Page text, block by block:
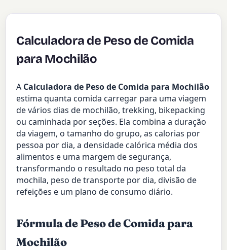
Calculadora de Peso de Comida
para Mochilão
A Calculadora de Peso de Comida para Mochilão
estima quanta comida carregar para uma viagem
de vários dias de mochilão, trekking, bikepacking
ou caminhada por seções. Ela combina a duração
da viagem, o tamanho do grupo, as calorias por
pessoa por dia, a densidade calórica média dos
alimentos e uma margem de segurança,
transformando o resultado no peso total da
mochila, peso de transporte por dia, divisão de
refeições e um plano de consumo diário.
Fórmula de Peso de Comida para
Mochilão